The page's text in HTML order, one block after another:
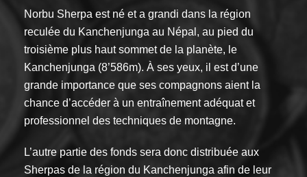
Norbu Sherpa est né et a grandi dans la région
reculée du Kanchenjunga au Népal, au pied du
troisième plus haut sommet de la planète, le
Kanchenjunga (8’586m). À ses yeux, il est d’une
grande importance que ses compagnons aient la
chance d’accéder à un entraînement adéquat et
professionnel des techniques de montagne.
L’autre partie des fonds sera donc distribuée aux
Sherpas de la région du Kanchenjunga afin de leur